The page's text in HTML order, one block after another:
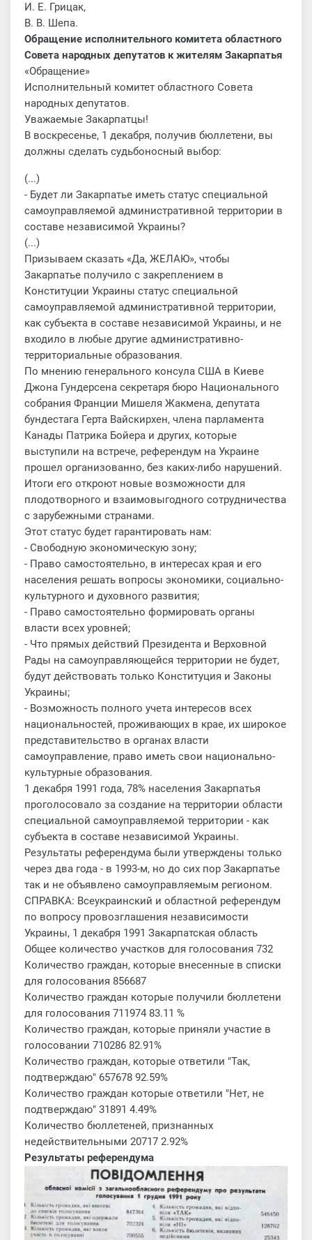
И. Е. Грицак,
В. В. Шепа.
Обращение исполнительного комитета областного
Совета народных депутатов к жителям Закарпатья
«Обращение»
Исполнительный комитет областного Совета
народных депутатов.
Уважаемые Закарпатцы!
В воскресенье, 1 декабря, получив бюллетени, вы
должны сделать судьбоносный выбор:
(...)
- Будет ли Закарпатье иметь статус специальной
самоуправляемой административной территории в
составе независимой Украины?
(...)
Призываем сказать «Да, ЖЕЛАЮ», чтобы
Закарпатье получило с закреплением в
Конституции Украины статус специальной
самоуправляемой административной территории,
как субъекта в составе независимой Украины, и не
входило в любые другие административно-
территориальные образования.
По мнению генерального консула США в Киеве
Джона Гундерсена секретаря бюро Национального
собрания Франции Мишеля Жакмена, депутата
бундестага Герта Вайскирхен, члена парламента
Канады Патрика Бойера и других, которые
выступили на встрече, референдум на Украине
прошел организованно, без каких-либо нарушений.
Итоги его откроют новые возможности для
плодотворного и взаимовыгодного сотрудничества
с зарубежными странами.
Этот статус будет гарантировать нам:
- Свободную экономическую зону;
- Право самостоятельно, в интересах края и его
населения решать вопросы экономики, социально-
культурного и духовного развития;
- Право самостоятельно формировать органы
власти всех уровней;
- Что прямых действий Президента и Верховной
Рады на самоуправляющейся территории не будет,
будут действовать только Конституция и Законы
Украины;
- Возможность полного учета интересов всех
национальностей, проживающих в крае, их широкое
представительство в органах власти
самоуправление, право иметь свои национально-
культурные образования.
1 декабря 1991 года, 78% населения Закарпатья
проголосовало за создание на территории области
специальной самоуправляемой территории - как
субъекта в составе независимой Украины.
Результаты референдума были утверждены только
через два года - в 1993-м, но до сих пор Закарпатье
так и не объявлено самоуправляемым регионом.
СПРАВКА: Всеукраинский и областной референдум
по вопросу провозглашения независимости
Украины, 1 декабря 1991 Закарпатская область
Общее количество участков для голосования 732
Количество граждан, которые внесенные в списки
для голосования 856687
Количество граждан которые получили бюллетени
для голосования 711974 83.11 %
Количество граждан, которые приняли участие в
голосовании 710286 82.91%
Количество граждан, которые ответили "Так,
подтверждаю" 657678 92.59%
Количество граждан которые ответили "Нет, не
подтверждаю" 31891 4.49%
Количество бюллетеней, признанных
недействительными 20717 2.92%
Результаты референдума